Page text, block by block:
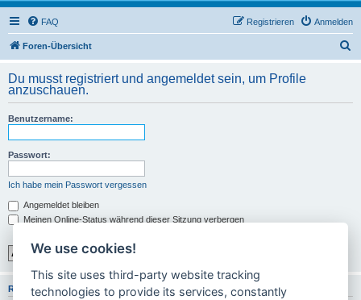
FAQ Anmelden
Registrieren
Foren-Übersicht
h
Du musst registriert und angemeldet sein, um Profile
anzuschauen.
Benutzername:
Passwort:
Ich habe mein Passwort vergessen
Angemeldet bleiben
Meinen Online-Status während dieser Sitzung verbergen
REGISTRIEREN
We use cookies!
This site uses third-party website tracking
technologies to provide its services, constantly